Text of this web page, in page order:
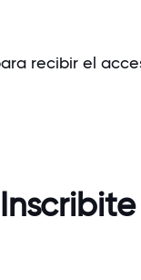
recibir el